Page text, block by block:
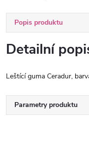
Popis produktu
Detailní
Leštící guma Ceradur,
Parametry produktu